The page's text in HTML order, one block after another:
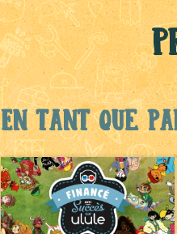
En tant que